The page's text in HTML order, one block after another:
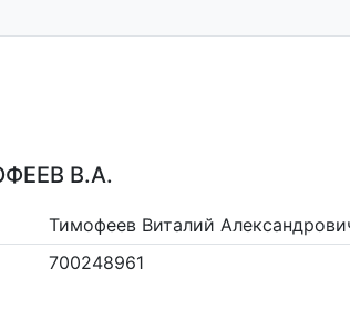
В.А.
Тимофеев Виталий
700248961